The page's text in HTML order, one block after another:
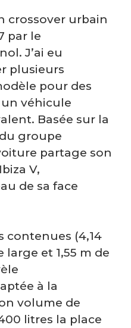
crossover urbain
par le
J’ai eu
plusieurs
pour des
véhicule
Basée sur la
groupe
partage son
V,
de sa face
contenues (4,14
large et 1,55 m de
à la
volume de
litres la place